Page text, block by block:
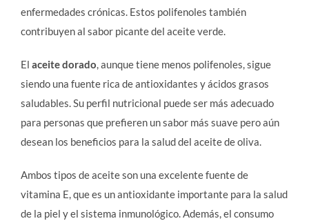
enfermedades crónicas. Estos polifenoles también
contribuyen al sabor picante del aceite verde.
El aceite dorado, aunque tiene menos polifenoles, sigue
siendo una fuente rica de antioxidantes y ácidos grasos
saludables. Su perfil nutricional puede ser más adecuado
para personas que prefieren un sabor más suave pero aún
desean los beneficios para la salud del aceite de oliva.
Ambos tipos de aceite son una excelente fuente de
vitamina E, que es un antioxidante importante para la salud
de la piel y el sistema inmunológico. Además, el consumo